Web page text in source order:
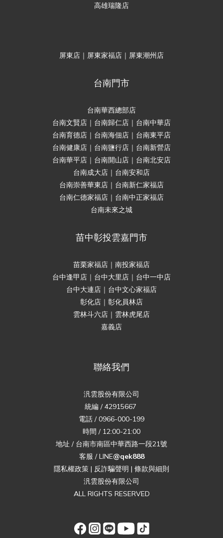
高雄瑞隆店
屏東店｜屏東家福店｜屏東潮州店
台南門市
台南華西總部店
台南文賢店｜台南歸仁店｜台南中華店
台南育德店｜台南海佃店｜台南東平店
台南健康店｜台南鹽行店｜台南新營店
台南華平店｜台南開山店｜台南北安店
台南成大店｜台南安和店
台南崇善華東店｜台南新仁家福店
台南仁德家福店｜台南中正家福店
台南未來之城
苗中彰投雲嘉門市
苗栗家福店｜南投家福店
台中逢甲店｜台中大里店｜台中一中店
台中大連店｜台中文心家福店
彰化店｜彰化員林店
雲林斗六店｜雲林虎尾店
嘉義店
聯絡我們
汎雲股份有限公司
統編 / 42915667
電話 / 0966-000-199
時間 / 12:00-21:00
地址 / 台南市南區中華西路一段21號
客服 / LINE@qek888
隱私權政策 | 反詐騙聲明 | 條款與細則
汎雲股份有限公司
ALL RIGHTS RESERVED